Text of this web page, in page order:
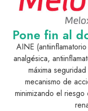
Pone fin al
AINE
analgésica,
máxima
mecanismo de
minimizando el